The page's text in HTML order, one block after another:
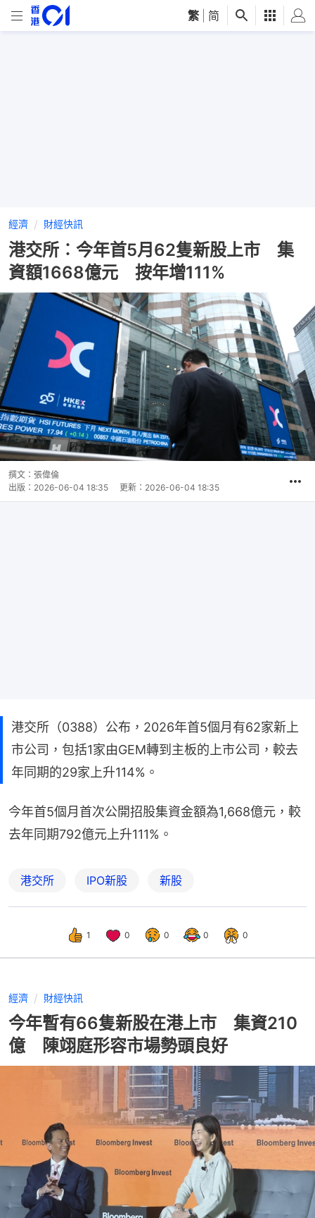
繁 简
經濟 財經快訊
港交所︰今年首5月62隻新股上市 集
資額1668億元 按年增111%
撰文： 張偉倫
出版： 2026-06-04 18:35 更新： 2026-06-04 18:35
港交所（0388）公布，2026年首5個月有62家新上
市公司，包括1家由GEM轉到主板的上市公司，較去
年同期的29家上升114%。
今年首5個月首次公開招股集資金額為1,668億元，較
去年同期792億元上升111%。
港交所 IPO新股 新股
1 0 0 0 0
經濟 財經快訊
今年暫有66隻新股在港上市 集資210
億 陳翊庭形容市場勢頭良好